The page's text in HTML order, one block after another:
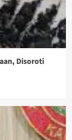
Disoroti